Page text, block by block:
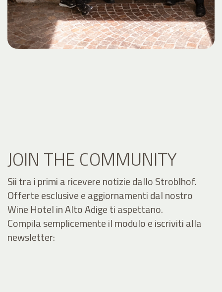
JOIN THE COMMUNITY
Sii tra i primi a ricevere notizie dallo Stroblhof.
Offerte esclusive e aggiornamenti dal nostro
Wine Hotel in Alto Adige ti aspettano.
Compila semplicemente il modulo e iscriviti alla
newsletter: